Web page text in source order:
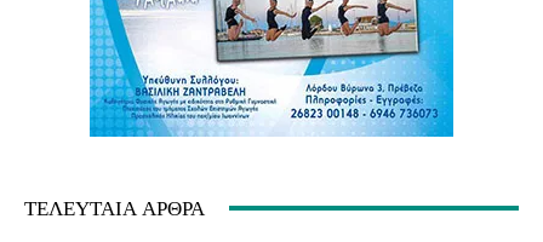
ΤΕΛΕΥΤΑΊΑ ΆΡΘΡΑ